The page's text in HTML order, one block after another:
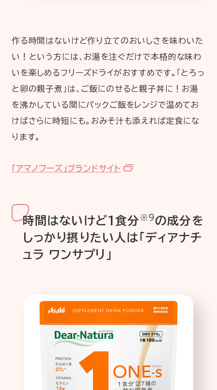
作る時間はないけど作り立てのおいしさを味わいた
い！という方には、お湯を注ぐだけで本格的な味わ
いを楽しめるフリーズドライがおすすめです。「とろっ
と卵の親子煮」は、ご飯にのせると親子丼に！お湯
を沸かしている間にパックご飯をレンジで温めてお
けばさらに時短にも。おみそ汁も添えれば定食にな
ります。
「アマノフーズ」ブランドサイト
時間はないけど1食分 ※9の成分を
しっかり摂りたい人は「ディアナチ
ュ ラ ワンサプリ」